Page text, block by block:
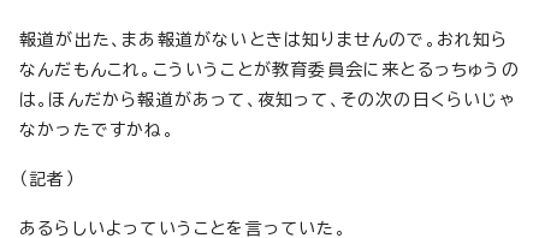
報道が出た、まあ報道がないときは知りませんので。おれ知ら
なんだもんこれ。こういうことが教育委員会に来とるっちゅうの
は。ほんだから報道があって、夜知って、その次の日くらいじゃ
なかったですかね。
（記者）
あるらしいよっていうことを言っていた。